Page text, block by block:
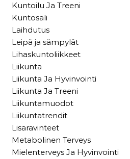
Kuntoilu Ja Treeni
Kuntosali
Laihdutus
Leipä ja sämpylät
Lihaskuntoliikkeet
Liikunta
Liikunta Ja Hyvinvointi
Liikunta Ja Treeni
Liikuntamuodot
Liikuntatrendit
Lisaravinteet
Metabolinen Terveys
Mielenterveys Ja Hyvinvointi